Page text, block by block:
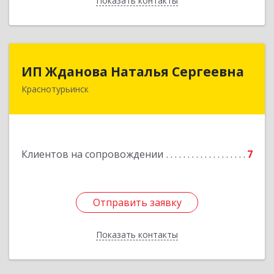
ИП Жданова Наталья Сергеевна
Краснотурьинск
Клиентов на сопровождении 7
Отправить заявку
Показать контакты
Отправить заявку
Назад